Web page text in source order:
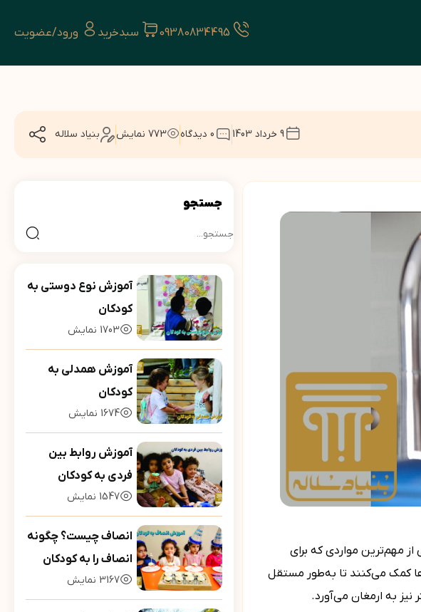
09380834495 سبدخرید ورود/عضویت
9 خرداد 1403 0 دیدگاه 773 نمایش بنیاد سلاله
اشتراک
مهم‌ترین مواردی که برای
کمک می‌کنند تا به‌طور مستقل
به ارمغان می‌آورد.
جستجو
آموزش نوع دوستی به
کودکان
1703 نمایش
آموزش همدلی به
کودکان
1674 نمایش
آموزش روابط بین
فردی به کودکان
1547 نمایش
انصاف چیست؟ چگونه
انصاف را به کودکان
بیاموزیم؟
3167 نمایش